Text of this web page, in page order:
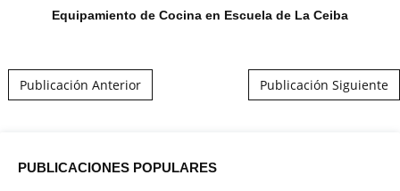
Equipamiento de Cocina en Escuela de La Ceiba
Post navigation
Publicación Anterior Publicación Siguiente
PUBLICACIONES POPULARES